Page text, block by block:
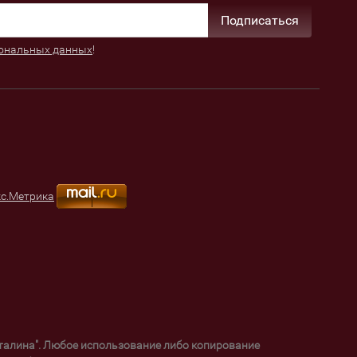
Подписаться
данных!
Любое использование либо копирование